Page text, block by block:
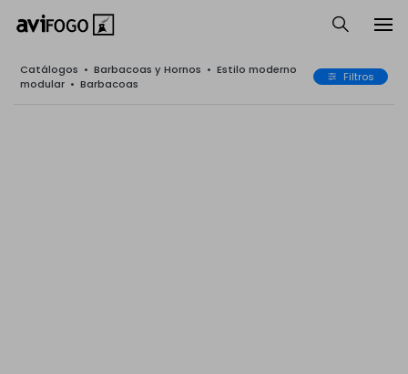
Catálogos • Barbacoas y Hornos • Estilo moderno
modular • Barbacoas Filtros